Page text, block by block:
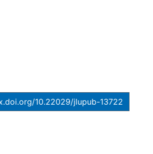
10.22029/jlupub-13722